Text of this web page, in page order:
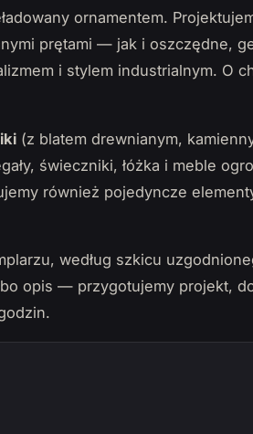
ornamentem.
prętami — jak i oszczędne,
i stylem industrialnym. O
(z blatem drewnianym,
świeczniki, łóżka i meble
również pojedyncze
według szkicu
opis — przygotujemy projekt,